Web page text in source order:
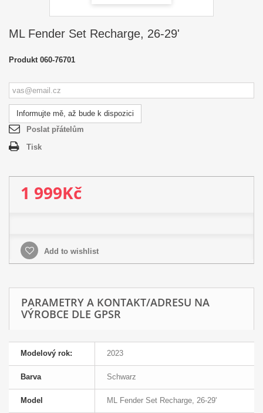
ML Fender Set Recharge, 26-29'
Produkt 060-76701
Informujte mě, až bude k dispozici
Poslat přátelům
Tisk
1 999Kč
Add to wishlist
PARAMETRY A KONTAKT/ADRESU NA
VÝROBCE DLE GPSR
Modelový rok: 2023
Barva Schwarz
Model ML Fender Set Recharge, 26-29'